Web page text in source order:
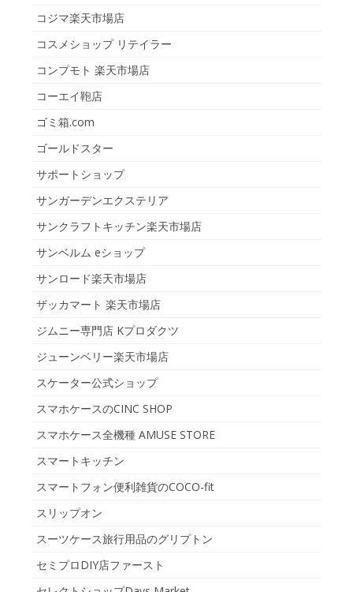
コジマ楽天市場店
コスメショップ リテイラー
コンプモト 楽天市場店
コーエイ鞄店
ゴミ箱.com
ゴールドスター
サポートショップ
サンガーデンエクステリア
サンクラフトキッチン楽天市場店
サンベルム eショップ
サンロード楽天市場店
ザッカマート 楽天市場店
ジムニー専門店 Kプロダクツ
ジューンベリー楽天市場店
スケーター公式ショップ
スマホケースのCINC SHOP
スマホケース全機種 AMUSE STORE
スマートキッチン
スマートフォン便利雑貨のCOCO-fit
スリップオン
スーツケース旅行用品のグリプトン
セミプロDIY店ファースト